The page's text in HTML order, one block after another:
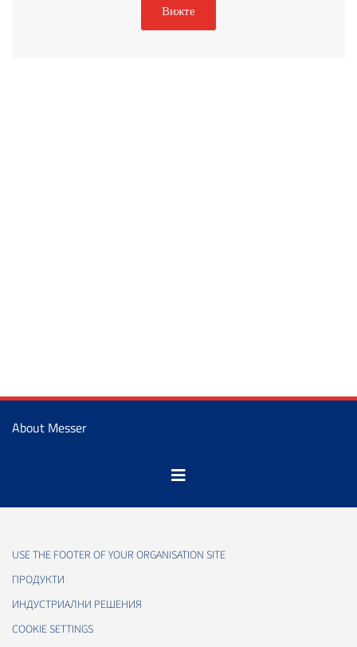
Вижте
About Messer
USE THE FOOTER OF YOUR ORGANISATION SITE
ПРОДУКТИ
ИНДУСТРИАЛНИ РЕШЕНИЯ
COOKIE SETTINGS